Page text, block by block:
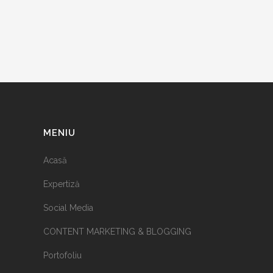
MENIU
Acasă
Expertiză
Social Media
CONTENT MARKETING & BLOGGING
Portofoliu